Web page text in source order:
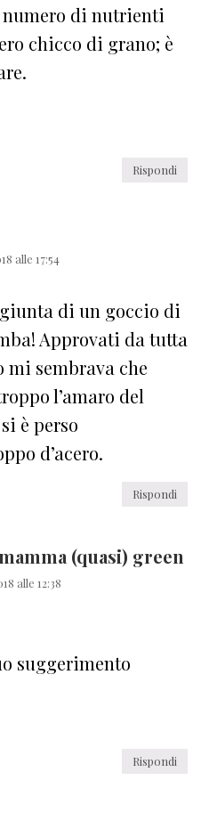
di nutrienti
chicco di grano; è
Rispondi
alle 17:54
di un goccio di
Approvati da tutta
sembrava che
l’amaro del
è perso
d’acero.
Rispondi
(quasi) green
alle 12:38
suggerimento
Rispondi